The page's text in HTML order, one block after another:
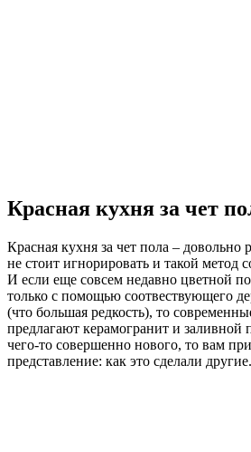
Красная кухня за чет
Красная кухня за чет пола – довольно
не стоит игнорировать и такой метод
И если еще совсем недавно цветной
только с помощью соотвествующего
(что большая редкость), то
предлагают керамогранит и заливной
чего-то совершенно нового, то вам
представление: как это сделали другие.